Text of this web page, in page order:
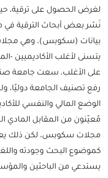
لغرض الحصول على ترقية،
نَشر بعض أبحاث الترقية
بيانات (سكوبس)، وهي مجلات
يتسنى لأغلب الأكاديميين -
على الأغلب، سعت جامعة
رفع تصنيف الجامعة دوليًا،
الوضع المالي والنفسي
مُعيّنون من المقابل المادي
مجلات سكوبس، لكن ذلك
كموضوع البحث وجودته
يستدعي من الباحثين